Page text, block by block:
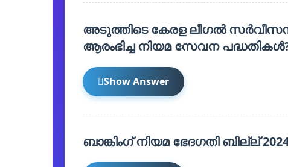
അടുത്തിടെ കേരള ലീഗൽ സർവീസസ്
ആരംഭിച്ച നിയമ സേവന
Show Answer
ബാങ്കിംഗ് നിയമ ഭേദഗതി ബില്ല്